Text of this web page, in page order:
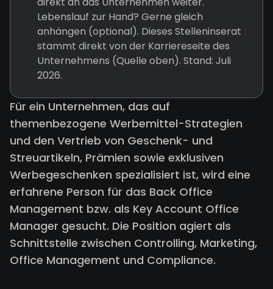
Lebenslauf zur Hand? Gerne gleich
anhängen (optional). Dieses Stelleninserat
stammt direkt von der Karriereseite des
Unternehmens (Quelle oben). Stand: Juli
2026.
Für ein Unternehmen, das auf
themenbezogene Werbemittel-Strategien
und den Vertrieb von Geschenk- und
Streuartikeln, Prämien sowie exklusiven
Werbegeschenken spezialisiert ist, wird eine
erfahrene Person für das Back Office
Management bzw. als Key Account Office
Manager gesucht. Die Position agiert als
Schnittstelle zwischen Controlling, Marketing,
Office Management und Compliance.